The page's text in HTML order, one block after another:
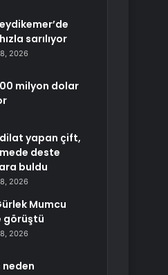
sarılıyor
2026
milyon dolar
yapan çift,
deste
buldu
2026
Mumcu
görüştü
2026